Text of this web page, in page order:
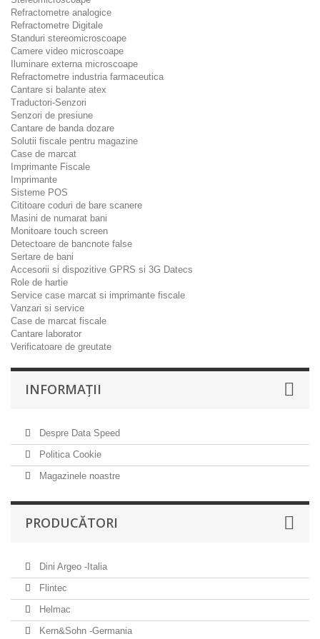
Refractometre analogice
Refractometre Digitale
Standuri stereomicroscoape
Camere video microscoape
Iluminare externa microscoape
Refractometre industria farmaceutica
Cantare si balante atex
Traductori-Senzori
Senzori de presiune
Cantare de banda dozare
Solutii fiscale pentru magazine
Case de marcat
Imprimante Fiscale
Imprimante
Sisteme POS
Cititoare coduri de bare scanere
Masini de numarat bani
Monitoare touch screen
Detectoare de bancnote false
Sertare de bani
Accesorii si dispozitive GPRS si 3G Datecs
Role de hartie
Service case marcat si imprimante fiscale
Vanzari si service
Case de marcat fiscale
Cantare laborator
Verificatoare de greutate
INFORMAŢII
Despre Data Speed
Politica Cookie
Magazinele noastre
PRODUCĂTORI
Dini Argeo -Italia
Flintec
Helmac
Kern&Sohn -Germania